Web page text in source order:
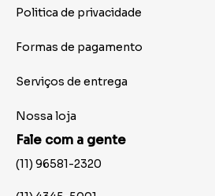
Politica de privacidade
Formas de pagamento
Serviços de entrega
Nossa loja
Fale com a gente
(11) 96581-2320